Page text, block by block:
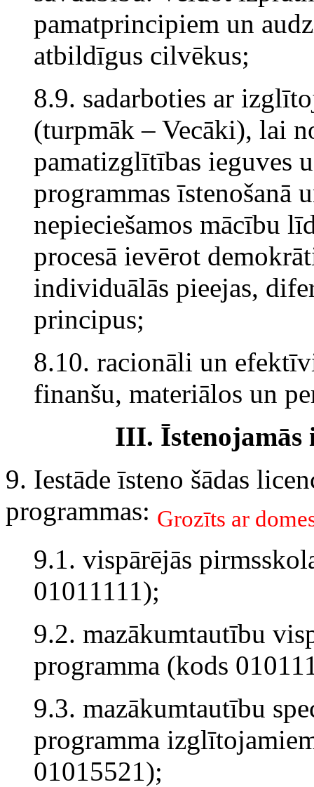
pamatprincipiem un
atbildīgus cilvēkus;
8.9. sadarboties ar
(turpmāk – Vecāki), lai
pamatizglītības ieguves
programmas īstenošanā
nepieciešamos mācību
procesā ievērot
individuālās pieejas,
principus;
8.10. racionāli un
finanšu, materiālos un
III. Īstenojamās
9. Iestāde īsteno šādas
programmas: Grozīts ar
9.1. vispārējās
01011111);
9.2. mazākumtautību
programma (kods
9.3. mazākumtautību
programma
01015521);